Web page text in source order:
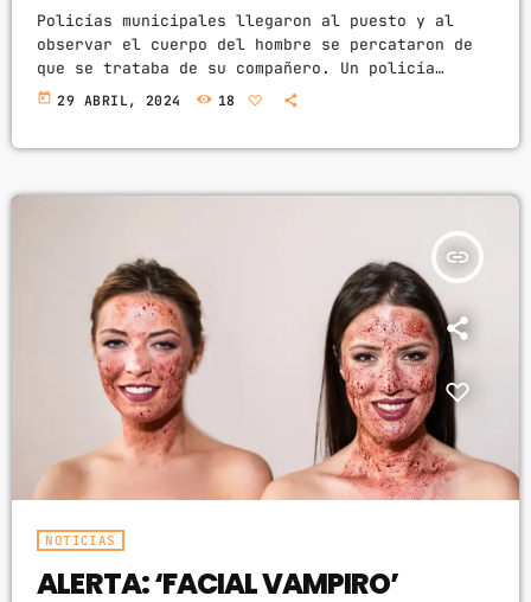
Policías municipales llegaron al puesto y al
observar el cuerpo del hombre se percataron de
que se trataba de su compañero. Un policía
municipal fue ejecutado en un puesto de tacos de
today 29 ABRIL, 2024 18
insert_link
NOTICIAS
ALERTA: ‘FACIAL VAMPIRO’